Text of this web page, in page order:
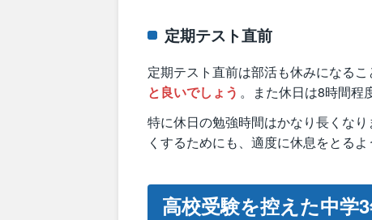
定期テスト直前
定期テスト直前は部活も休みになるこ
と良いでしょう 。また休日は8時間程
特に休日の勉強時間はかなり長くな
くするためにも、適度に休息をとるよ
高校受験を控えた中学